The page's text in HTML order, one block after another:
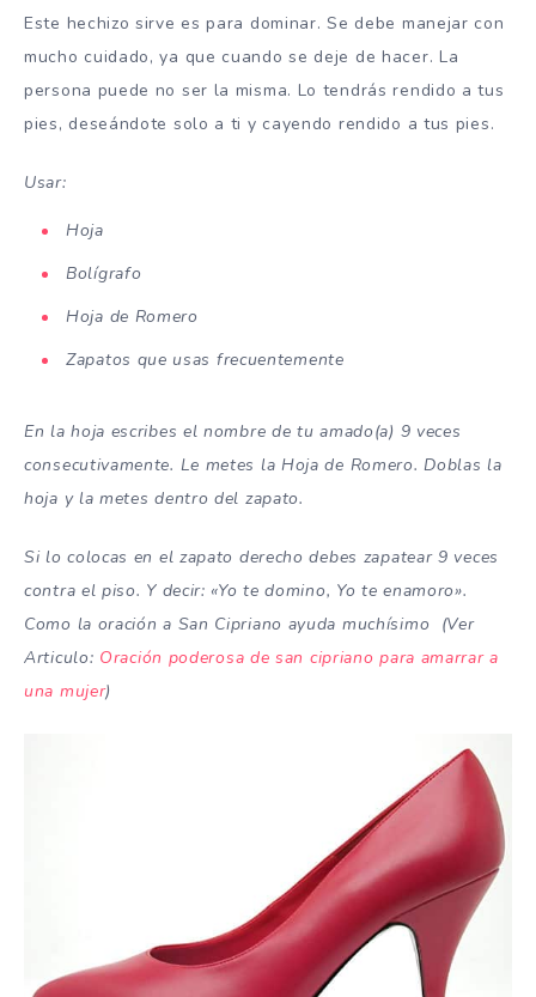
Este hechizo sirve es para dominar. Se debe manejar con
mucho cuidado, ya que cuando se deje de hacer. La
persona puede no ser la misma. Lo tendrás rendido a tus
pies, deseándote solo a ti y cayendo rendido a tus pies.
Usar:
Hoja
Bolígrafo
Hoja de Romero
Zapatos que usas frecuentemente
En la hoja escribes el nombre de tu amado(a) 9 veces
consecutivamente. Le metes la Hoja de Romero. Doblas la
hoja y la metes dentro del zapato.
Si lo colocas en el zapato derecho debes zapatear 9 veces
contra el piso. Y decir: «Yo te domino, Yo te enamoro».
Como la oración a San Cipriano ayuda muchísimo (Ver
Articulo: Oración poderosa de san cipriano para amarrar a
una mujer)